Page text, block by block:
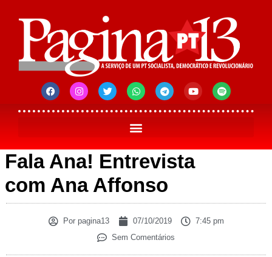
Fala Ana! Entrevista
com Ana Affonso
Porpagina13 07/10/2019
7:45 pm
Sem Comentários